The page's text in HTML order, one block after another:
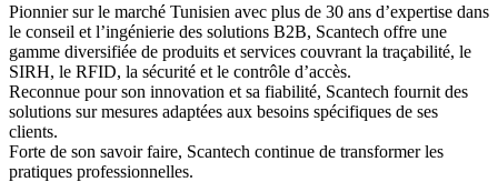
Pionnier sur le marché Tunisien avec plus de 30 ans d’expertise dans
le conseil et l’ingénierie des solutions B2B, Scantech offre une
gamme diversifiée de produits et services couvrant la traçabilité, le
SIRH, le RFID, la sécurité et le contrôle d’accès.
Reconnue pour son innovation et sa fiabilité, Scantech fournit des
solutions sur mesures adaptées aux besoins spécifiques de ses
clients.
Forte de son savoir faire, Scantech continue de transformer les
pratiques professionnelles.